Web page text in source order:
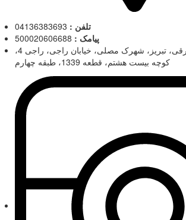
تلفن :
پیامک :
آذربایجان شرقی، تبریز، شهرک مصلی، خیابان راجی، راجی 4،
کوچه بیست هشتم، قطعه 1339، طبقه چهارم